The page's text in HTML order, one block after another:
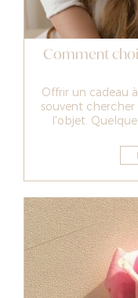
Comment
Offrir un cadeau
souvent chercher
l'objet.